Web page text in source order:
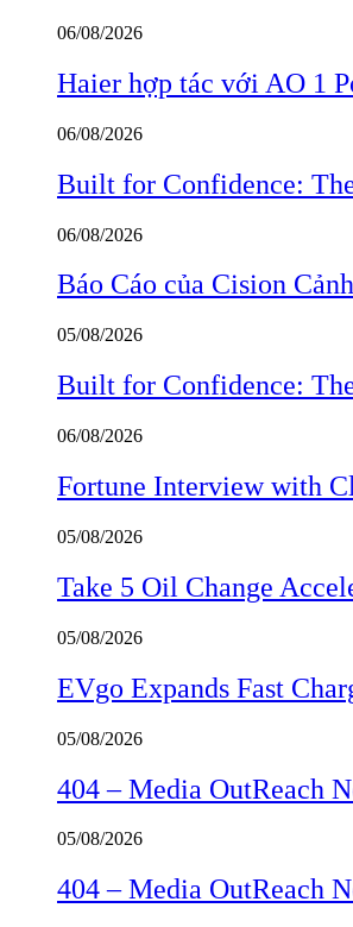
06/08/2026
Haier hợp tác với AO 1
06/08/2026
Built for Confidence:
06/08/2026
Báo Cáo của Cision
05/08/2026
Built for Confidence:
06/08/2026
Fortune Interview with
05/08/2026
Take 5 Oil Change
05/08/2026
EVgo Expands Fast
05/08/2026
404 – Media OutReach
05/08/2026
404 – Media OutReach